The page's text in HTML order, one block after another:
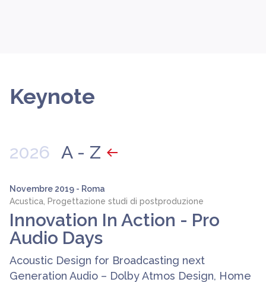
Keynote
2026 A - Z
Novembre 2019 - Roma
Acustica, Progettazione studi di postproduzione
Innovation In Action - Pro
Audio Days
Acoustic Design for Broadcasting next
Generation Audio – Dolby Atmos Design, Home